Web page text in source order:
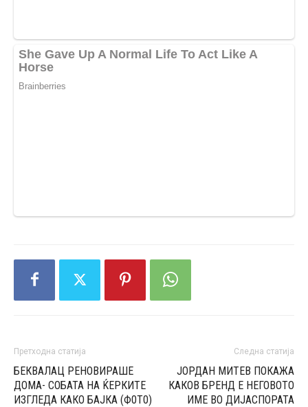
Претходна статија
БЕКВАЛАЦ РЕНОВИРАШЕ
ДОМА- CОБАТА НА ЌЕPКИТЕ
ИЗГЛЕДА КАКО БАЈКA (Ф0Т0)
Следна статија
ЈОРДАН МИТЕВ ПОКАЖА
КАКОВ БРЕНД Е НЕГОВОТО
ИМЕ ВО ДИЈАСПОРАТА